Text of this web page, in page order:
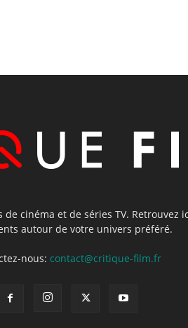
cinéma et de séries TV. Retrouvez
autour de votre univers préféré.
nous: contact@critique-film.fr